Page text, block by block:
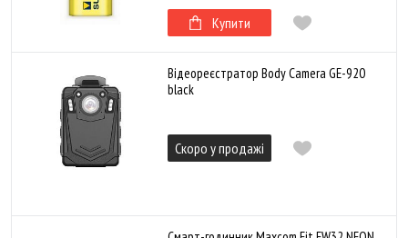
Купити
Відеореєстратор Body Camera GE-920
black
Скоро у продажі